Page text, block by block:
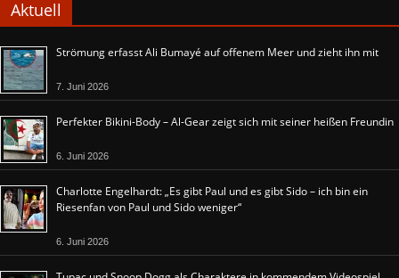
Aktuell
Strömung erfasst Ali Bumayé auf offenem Meer und zieht ihn mit
7. Juni 2026
Perfekter Bikini-Body – Al-Gear zeigt sich mit seiner heißen Freundin
6. Juni 2026
Charlotte Engelhardt: „Es gibt Paul und es gibt Sido – ich bin ein
Riesenfan von Paul und Sido weniger“
6. Juni 2026